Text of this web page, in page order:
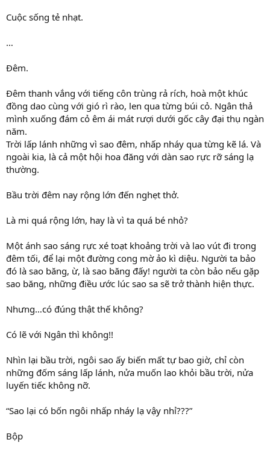
Cuộc sống tẻ nhạt.
…
Đêm.
Đêm thanh vắng với tiếng côn trùng rả rích, hoà một khúc
đồng dao cùng với gió rì rào, len qua từng búi cỏ. Ngân thả
mình xuống đám cỏ êm ái mát rượi dưới gốc cây đại thụ ngàn
năm.
Trời lấp lánh những vì sao đêm, nhấp nháy qua từng kẽ lá. Và
ngoài kia, là cả một hội hoa đăng với dàn sao rực rỡ sáng lạ
thường.
Bầu trời đêm nay rộng lớn đến nghẹt thở.
Là mi quá rộng lớn, hay là vì ta quá bé nhỏ?
Một ánh sao sáng rực xé toạt khoảng trời và lao vút đi trong
đêm tối, để lại một đường cong mờ ảo kì diệu. Người ta bảo
đó là sao băng, ừ, là sao băng đấy! người ta còn bảo nếu gặp
sao băng, những điều ước lúc sao sa sẽ trở thành hiện thực.
Nhưng…có đúng thật thế không?
Có lẽ với Ngân thì không!!
Nhìn lại bầu trời, ngôi sao ấy biến mất tự bao giờ, chỉ còn
những đốm sáng lấp lánh, nửa muốn lao khỏi bầu trời, nửa
luyến tiếc không nỡ.
“Sao lại có bốn ngôi nhấp nháy lạ vậy nhỉ???”
Bộp